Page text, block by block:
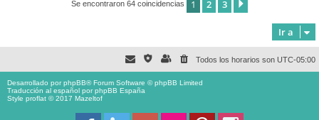
Se encontraron 64 coincidencias 1 2 3
Ir a
Todos los horarios son UTC-05:00
Desarrollado porphpBB® Forum Software © phpBB Limited
Traducción al español porphpBB España
Style proflat © 2017 Mazeltof